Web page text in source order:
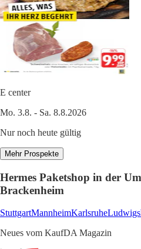
E center
Mo. 3.8. - Sa. 8.8.2026
Nur noch heute gültig
Mehr Prospekte
Hermes Paketshop in der
Brackenheim
StuttgartMannheimKarlsruhe
Neues vom KaufDA Magazin